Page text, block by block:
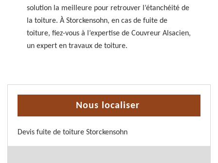
solution la meilleure pour retrouver l’étanchéité de
la toiture. À Storckensohn, en cas de fuite de
toiture, fiez-vous à l’expertise de Couvreur Alsacien,
un expert en travaux de toiture.
Nous localiser
Devis fuite de toiture Storckensohn